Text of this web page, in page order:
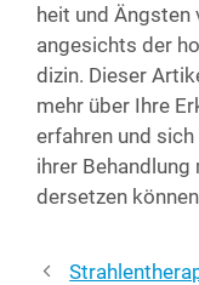
heit und Ängs­ten
ange­sichts der
di­zin. Die­ser
mehr über Ihre
erfah­ren und
ihrer
der­set­zen